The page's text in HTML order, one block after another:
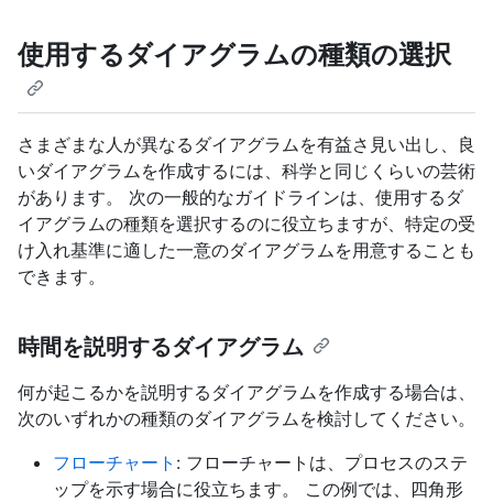
使用するダイアグラムの種類の選択
さまざまな人が異なるダイアグラムを有益さ見い出し、良
いダイアグラムを作成するには、科学と同じくらいの芸術
があります。 次の一般的なガイドラインは、使用するダ
イアグラムの種類を選択するのに役立ちますが、特定の受
け入れ基準に適した一意のダイアグラムを用意することも
できます。
時間を説明するダイアグラム
何が起こるかを説明するダイアグラムを作成する場合は、
次のいずれかの種類のダイアグラムを検討してください。
フローチャート : フローチャートは、プロセスのステ
ップを示す場合に役立ちます。 この例では、四角形